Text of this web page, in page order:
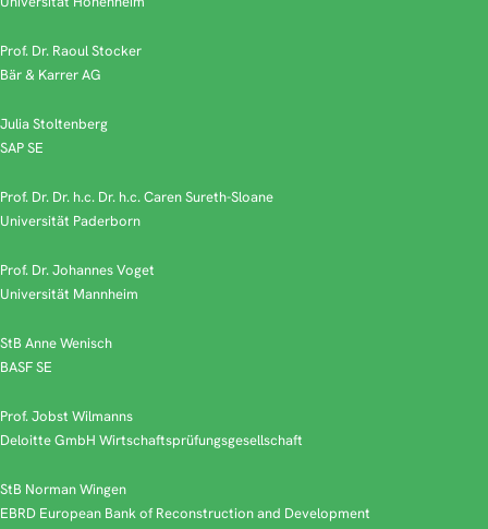
Prof. Dr. Raoul Stocker
Bär & Karrer AG
Julia Stoltenberg
SAP SE
Prof. Dr. Dr. h.c. Dr. h.c. Caren Sureth-Sloane
Universität Paderborn
Prof. Dr. Johannes Voget
Universität Mannheim
StB Anne Wenisch
BASF SE
Prof. Jobst Wilmanns
Deloitte GmbH Wirtschaftsprüfungsgesellschaft
StB Norman Wingen
EBRD European Bank of Reconstruction and Development